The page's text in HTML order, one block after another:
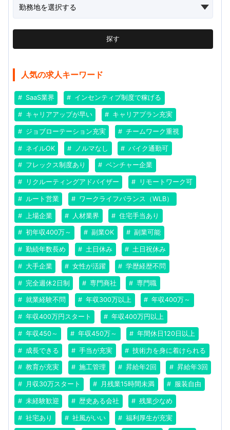
探す
人気の求人キーワード
SaaS業界 インセンティブ制度で稼げる
キャリアアップが早い キャリアプラン充実
ジョブローテーション充実 チームワーク重視
ネイルOK ノルマなし バイク通勤可
フレックス制度あり ベンチャー企業
リクルーティングアドバイザー リモートワーク可
ルート営業 ワークライフバランス（WLB）
上場企業 人材業界 住宅手当あり
初年収400万～ 副業OK 副業可能
勤続年数長め 土日休み 土日祝休み
大手企業 女性が活躍 学歴経歴不問
完全週休2日制 専門商社 専門職
就業経験不問 年収300万以上 年収400万～
年収400万円スタート 年収400万円以上
年収450～ 年収450万～ 年間休日120日以上
成長できる 手当が充実 技術力を身に着けられる
教育が充実 施工管理 昇給年2回 昇給年3回
月収30万スタート 月残業15時間未満 服装自由
未経験歓迎 歴史ある会社 残業少なめ
社宅あり 社風がいい 福利厚生が充実